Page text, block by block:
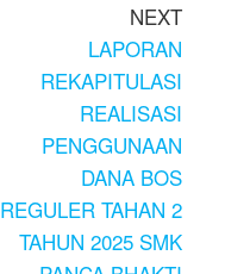
NEXT
LAPORAN
REKAPITULASI
REALISASI
PENGGUNAAN
DANA BOS
REGULER TAHAN 2
TAHUN 2025 SMK